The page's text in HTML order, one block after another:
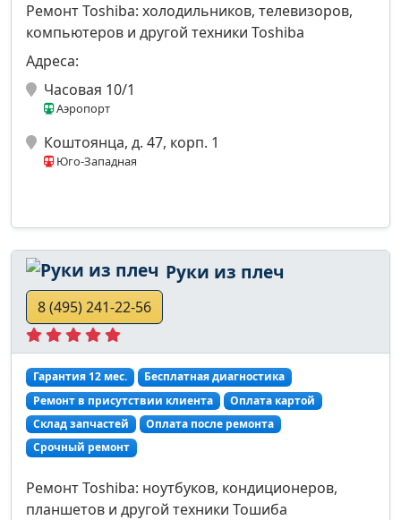
Ремонт Toshiba: холодильников, телевизоров,
компьютеров и другой техники Toshiba
Адреса:
Часовая 10/1
Аэропорт
Коштоянца, д. 47, корп. 1
Юго-Западная
Руки из плеч
8 (495) 241-22-56
Гарантия 12 мес.
Бесплатная диагностика
Ремонт в присутствии клиента
Оплата картой
Склад запчастей
Оплата после ремонта
Срочный ремонт
Ремонт Toshiba: ноутбуков, кондиционеров,
планшетов и другой техники Тошиба